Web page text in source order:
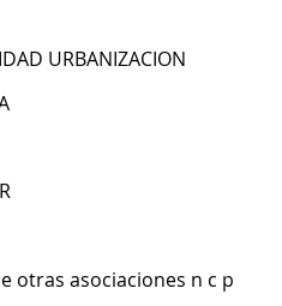
URBANIZACION
otras asociaciones n c p